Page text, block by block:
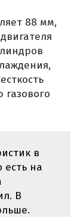
88 мм,
в
есть на
В